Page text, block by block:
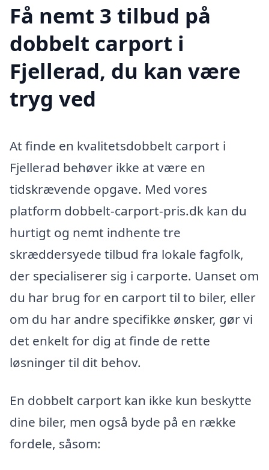
Få nemt 3 tilbud på
dobbelt carport i
Fjellerad, du kan være
tryg ved
At finde en kvalitetsdobbelt carport i
Fjellerad behøver ikke at være en
tidskrævende opgave. Med vores
platform dobbelt-carport-pris.dk kan du
hurtigt og nemt indhente tre
skræddersyede tilbud fra lokale fagfolk,
der specialiserer sig i carporte. Uanset om
du har brug for en carport til to biler, eller
om du har andre specifikke ønsker, gør vi
det enkelt for dig at finde de rette
løsninger til dit behov.
En dobbelt carport kan ikke kun beskytte
dine biler, men også byde på en række
fordele, såsom: